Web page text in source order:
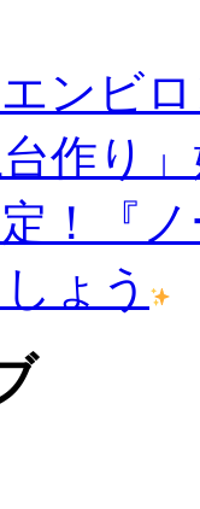
ンビ
作り
！『
ょう